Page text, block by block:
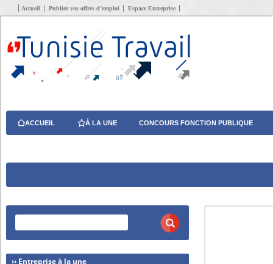
Accueil Publiez vos offres d’emploi Espace Entreprise
ACCUEIL À LA UNE CONCOURS FONCTION PUBLIQUE
›› Entreprise à la une